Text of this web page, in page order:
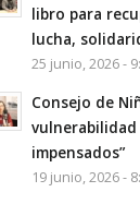
libro para
lucha,
25 junio, 2026 -
Consejo de
impensados”
19 junio, 2026 -